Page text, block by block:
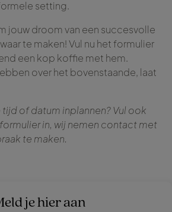
setting.
jouw droom van een succesvolle
te maken! Vul nu het formulier
een kop koffie met hem.
over het bovenstaande, laat
tijd of datum inplannen? Vul ook
in, wij nemen contact met
te maken.
je hier aan